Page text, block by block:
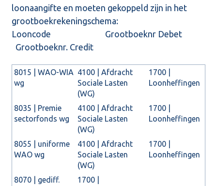
loonaangifte en moeten gekoppeld zijn in het
grootboekrekeningschema:
Looncode Grootboeknr Debet
Grootboeknr. Credit
8015 | WAO-WIA
wg
4100 | Afdracht
Sociale Lasten
(WG)
1700 |
Loonheffingen
8035 | Premie
sectorfonds wg
4100 | Afdracht
Sociale Lasten
(WG)
1700 |
Loonheffingen
8055 | uniforme
WAO wg
4100 | Afdracht
Sociale Lasten
(WG)
1700 |
Loonheffingen
8070 | gediff.
1700 |